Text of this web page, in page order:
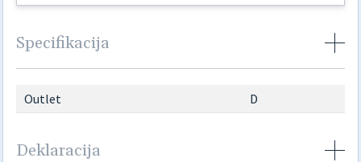
Specifikacija
Outlet D
Deklaracija